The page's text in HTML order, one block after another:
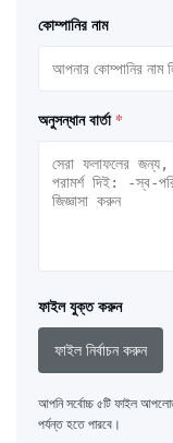
কোম্পানির নাম
অনুসন্ধান বার্তা *
ফাইল যুক্ত করুন
ফাইল নির্বাচন করুন
আপনি সর্বোচ্চ ৫টি ফাইল
পর্যন্ত হতে পারবে।